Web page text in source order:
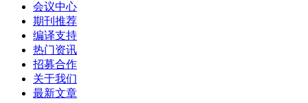
会议中心
期刊推荐
编译支持
热门资讯
招募合作
关于我们
最新文章